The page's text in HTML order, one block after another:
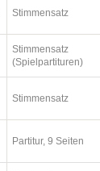
Stimmensatz
Stimmensatz
(Spielpartituren)
Stimmensatz
Partitur, 9 Seiten